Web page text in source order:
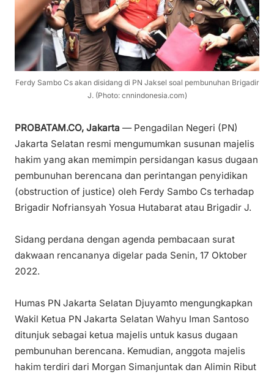
Ferdy Sambo Cs akan disidang di PN Jaksel soal pembunuhan Brigadir
J. (Photo: cnnindonesia.com)
PROBATAM.CO, Jakarta — Pengadilan Negeri (PN)
Jakarta Selatan resmi mengumumkan susunan majelis
hakim yang akan memimpin persidangan kasus dugaan
pembunuhan berencana dan perintangan penyidikan
(obstruction of justice) oleh Ferdy Sambo Cs terhadap
Brigadir Nofriansyah Yosua Hutabarat atau Brigadir J.
Sidang perdana dengan agenda pembacaan surat
dakwaan rencananya digelar pada Senin, 17 Oktober
2022.
Humas PN Jakarta Selatan Djuyamto mengungkapkan
Wakil Ketua PN Jakarta Selatan Wahyu Iman Santoso
ditunjuk sebagai ketua majelis untuk kasus dugaan
pembunuhan berencana. Kemudian, anggota majelis
hakim terdiri dari Morgan Simanjuntak dan Alimin Ribut